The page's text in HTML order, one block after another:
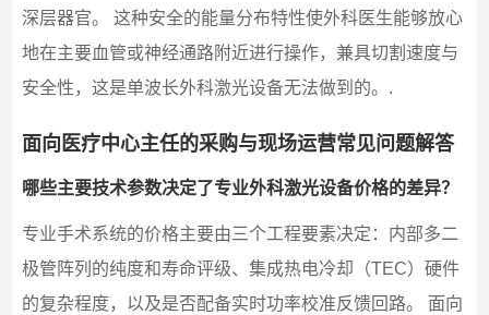
深层器官。 这种安全的能量分布特性使外科医生能够放心
地在主要血管或神经通路附近进行操作，兼具切割速度与
安全性，这是单波长外科激光设备无法做到的。.
面向医疗中心主任的采购与现场运营常见问题解答
哪些主要技术参数决定了专业外科激光设备价格的差异？
专业手术系统的价格主要由三个工程要素决定：内部多二
极管阵列的纯度和寿命评级、集成热电冷却（TEC）硬件
的复杂程度，以及是否配备实时功率校准反馈回路。 面向